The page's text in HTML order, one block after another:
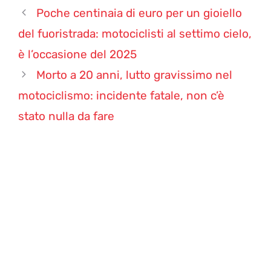
Poche centinaia di euro per un gioiello
del fuoristrada: motociclisti al settimo cielo,
è l’occasione del 2025
Morto a 20 anni, lutto gravissimo nel
motociclismo: incidente fatale, non c’è
stato nulla da fare